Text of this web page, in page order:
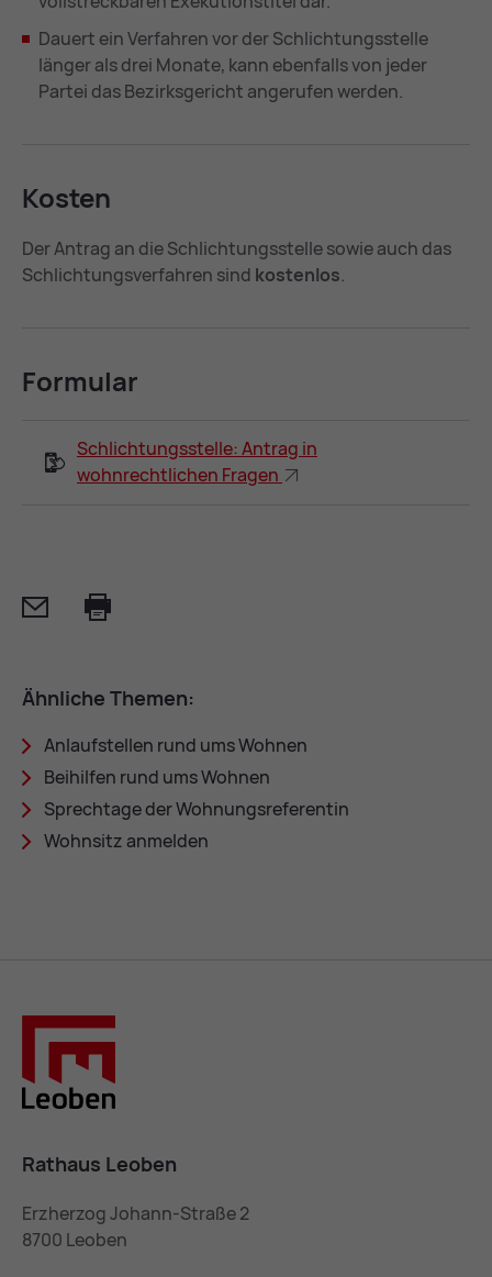
Dauert ein Verfahren vor der Schlichtungsstelle
länger als drei Monate, kann ebenfalls von jeder
Partei das Bezirksgericht angerufen werden.
Kos­ten
Der Antrag an die Schlichtungsstelle sowie auch das
Schlichtungsverfahren sind kostenlos.
For­mu­lar
Schlichtungsstelle: Antrag in
wohnrechtlichen Fragen
Mail
Ähn­li­che The­men:
An­lauf­stel­len rund ums Woh­nen
Bei­hil­fen rund ums Woh­nen
Sprech­ta­ge der Woh­nungs­re­fe­ren­tin
Wohn­sitz an­mel­den
Rathaus Leoben
Erzherzog Johann-Straße 2
8700 Leoben